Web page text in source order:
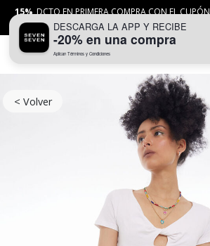
15% DCTO EN PRIMERA COMPRA CON EL
APLICANTYC
< Volver
DESCARGA LA APP Y RECIBE
-20% en una compra
Aplican Términos y Condiciones